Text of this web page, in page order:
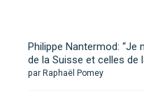
Philippe Nantermod:
de la Suisse et celles de
par Raphaël Pomey